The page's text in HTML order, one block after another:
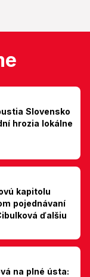
Slovensko
hrozia lokálne
kapitolu
pojednávaní
ďalšiu
na plné ústa: